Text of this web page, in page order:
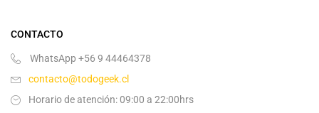
CONTACTO
WhatsApp +56 9 44464378
contacto@todogeek.cl
Horario de atención: 09:00 a 22:00hrs